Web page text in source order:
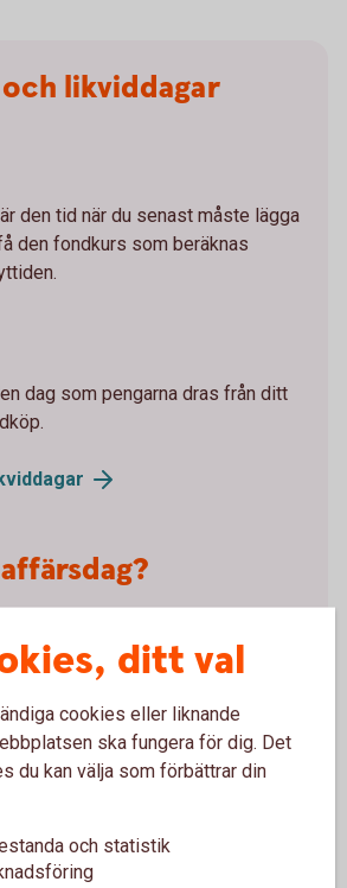
likviddagar
den tid när du senast måste lägga
den fondkurs som beräknas
dag som pengarna dras från ditt
Det är just den dagens
din köpkurs.
på fonder
gång per dag. Den påverkas av
eventuella
ditt val
cookies eller liknande
ska fungera för dig. Det
du kan välja som förbättrar din
och statistik